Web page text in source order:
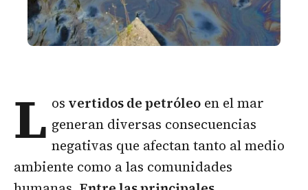
L os vertidos de petróleo en el mar
generan diversas consecuencias
negativas que afectan tanto al medio
ambiente como a las comunidades